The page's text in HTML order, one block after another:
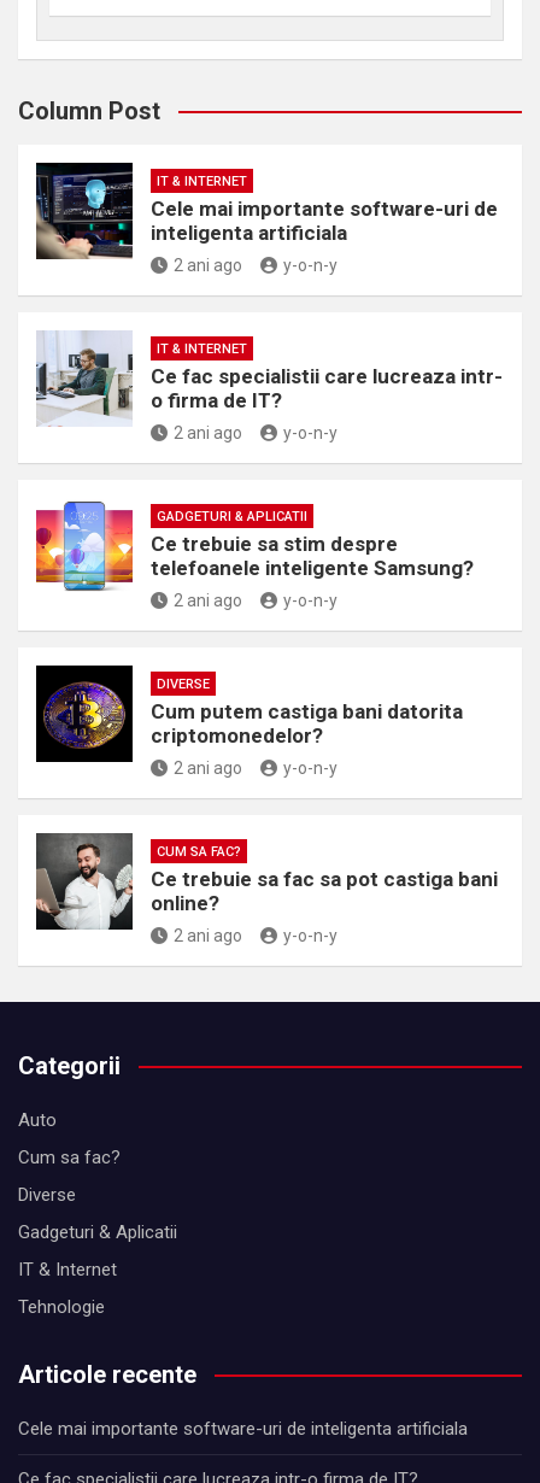
Column Post
IT & INTERNET
Cele mai importante software-uri de
inteligenta artificiala
2 ani ago y-o-n-y
IT & INTERNET
Ce fac specialistii care lucreaza intr-
o firma de IT?
2 ani ago y-o-n-y
GADGETURI & APLICATII
Ce trebuie sa stim despre
telefoanele inteligente Samsung?
2 ani ago y-o-n-y
DIVERSE
Cum putem castiga bani datorita
criptomonedelor?
2 ani ago y-o-n-y
CUM SA FAC?
Ce trebuie sa fac sa pot castiga bani
online?
2 ani ago y-o-n-y
Categorii
Auto
Cum sa fac?
Diverse
Gadgeturi & Aplicatii
IT & Internet
Tehnologie
Articole recente
Cele mai importante software-uri de inteligenta artificiala